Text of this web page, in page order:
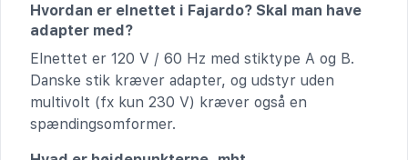
Hvordan er elnettet i Fajardo? Skal man have
adapter med?
Elnettet er 120 V / 60 Hz med stiktype A og B.
Danske stik kræver adapter, og udstyr uden
multivolt (fx kun 230 V) kræver også en
spændingsomformer.